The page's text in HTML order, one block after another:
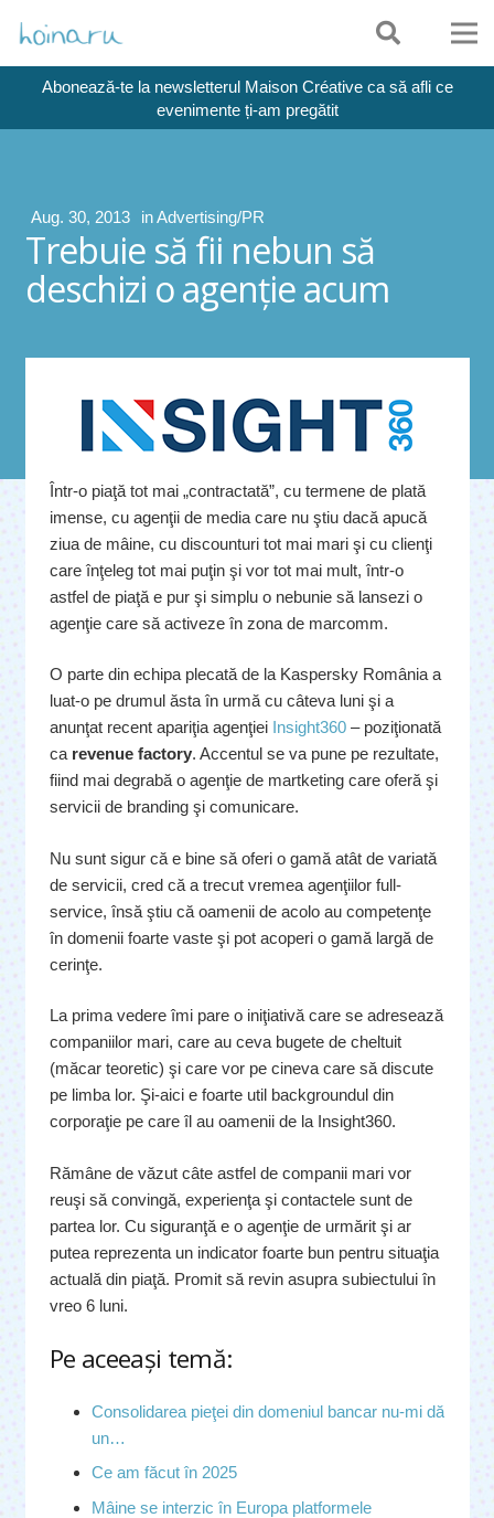
Abonează-te la newsletterul Maison Créative ca să afli ce
evenimente ți-am pregătit
Aug. 30, 2013 inAdvertising/PR
Trebuie să fii nebun să
deschizi o agenţie acum
Într-o piaţă tot mai „contractată”, cu termene de plată
imense, cu agenţii de media care nu ştiu dacă apucă
ziua de mâine, cu discounturi tot mai mari şi cu clienţi
care înţeleg tot mai puţin şi vor tot mai mult, într-o
astfel de piaţă e pur şi simplu o nebunie să lansezi o
agenţie care să activeze în zona de marcomm.
O parte din echipa plecată de la Kaspersky România a
luat-o pe drumul ăsta în urmă cu câteva luni şi a
anunţat recent apariţia agenţiei Insight360 – poziţionată
ca revenue factory. Accentul se va pune pe rezultate,
fiind mai degrabă o agenţie de martketing care oferă şi
servicii de branding şi comunicare.
Nu sunt sigur că e bine să oferi o gamă atât de variată
de servicii, cred că a trecut vremea agenţiilor full-
service, însă ştiu că oamenii de acolo au competenţe
în domenii foarte vaste şi pot acoperi o gamă largă de
cerinţe.
La prima vedere îmi pare o iniţiativă care se adresează
companiilor mari, care au ceva bugete de cheltuit
(măcar teoretic) şi care vor pe cineva care să discute
pe limba lor. Şi-aici e foarte util backgroundul din
corporaţie pe care îl au oamenii de la Insight360.
Rămâne de văzut câte astfel de companii mari vor
reuşi să convingă, experienţa şi contactele sunt de
partea lor. Cu siguranţă e o agenţie de urmărit şi ar
putea reprezenta un indicator foarte bun pentru situaţia
actuală din piaţă. Promit să revin asupra subiectului în
vreo 6 luni.
Pe aceeaşi temă:
Consolidarea pieţei din domeniul bancar nu-mi dă
un…
Ce am făcut în 2025
Mâine se interzic în Europa platformele